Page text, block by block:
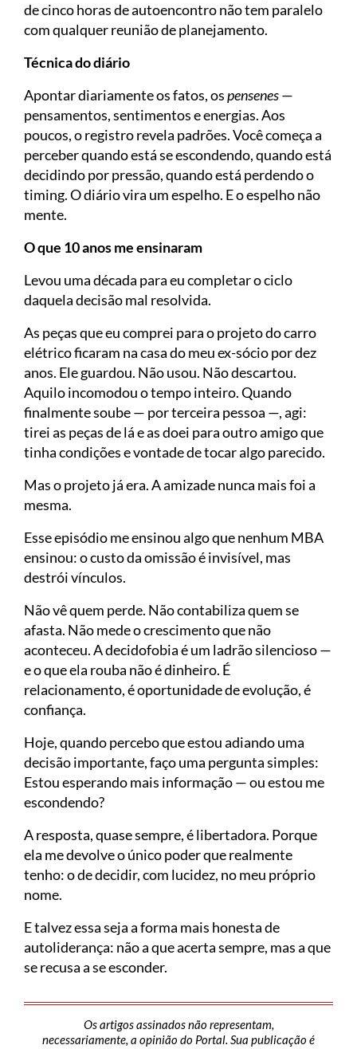
de cinco horas de autoencontro não tem paralelo
com qualquer reunião de planejamento.
Técnica do diário
Apontar diariamente os fatos, ospensenes—
pensamentos, sentimentos e energias. Aos
poucos, o registro revela padrões. Você começa a
perceber quando está se escondendo, quando está
decidindo por pressão, quando está perdendo o
timing. O diário vira um espelho. E o espelho não
mente.
O que 10 anos me ensinaram
Levou uma década para eu completar o ciclo
daquela decisão mal resolvida.
As peças que eu comprei para o projeto do carro
elétrico ficaram na casa do meu ex-sócio por dez
anos. Ele guardou. Não usou. Não descartou.
Aquilo incomodou o tempo inteiro. Quando
finalmente soube — por terceira pessoa —, agi:
tirei as peças de lá e as doei para outro amigo que
tinha condições e vontade de tocar algo parecido.
Mas o projeto já era. A amizade nunca mais foi a
mesma.
Esse episódio me ensinou algo que nenhum MBA
ensinou: o custo da omissão é invisível, mas
destrói vínculos.
Não vê quem perde. Não contabiliza quem se
afasta. Não mede o crescimento que não
aconteceu. A decidofobia é um ladrão silencioso —
e o que ela rouba não é dinheiro. É
relacionamento, é oportunidade de evolução, é
confiança.
Hoje, quando percebo que estou adiando uma
decisão importante, faço uma pergunta simples:
Estou esperando mais informação — ou estou me
escondendo?
A resposta, quase sempre, é libertadora. Porque
ela me devolve o único poder que realmente
tenho: o de decidir, com lucidez, no meu próprio
nome.
E talvez essa seja a forma mais honesta de
autoliderança: não a que acerta sempre, mas a que
se recusa a se esconder.
Os artigos assinados não representam,
necessariamente, a opinião do Portal. Sua publicação é